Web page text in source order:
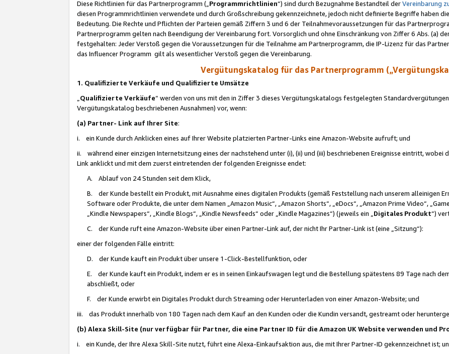
Diese Richtlinien für das Partnerprogramm („Programmrichtlinien“) sind durch Bezugnahme Bestandteil derVereinbarung
diesen Programmrichtlinien verwendete und durch Großschreibung gekennzeichnete, jedoch nicht definierte Begriffe haben
Bedeutung. Die Rechte und Pflichten der Parteien gemäß Ziffern 3 und 6 der Teilnahmevoraussetzungen für das
Partnerprogramm gelten nach Beendigung der Vereinbarung fort. Vorsorglich und ohne Einschränkung von Ziffer 6 Abs. (a)
festgehalten: Jeder Verstoß gegen die Voraussetzungen für die Teilnahme am Partnerprogramm, die IP-Lizenz für das
das Influencer Programm gilt als wesentlicher Verstoß gegen die Vereinbarung.
Vergütungskatalog für das Partnerprogramm
1. Qualifizierte Verkäufe und Qualifizierte Umsätze
Qualifizierte Verkäufe“ werden von uns mit den in Ziffer 3 dieses Vergütungskatalogs festgelegten
Vergütungskatalog beschriebenen Ausnahmen) vor, wenn:
(a) Partner- Link auf Ihrer Site:
i. ein Kunde durch Anklicken eines auf Ihrer Website platzierten Partner-Links eine Amazon-Website aufruft; und
ii. während einer einzigen Internetsitzung eines der nachstehend unter (i), (ii) und (iii) beschriebenen Ereignisse eintritt, wobei
Link anklickt und mit dem zuerst eintretenden der folgenden Ereignisse endet:
A. Ablauf von 24 Stunden seit dem Klick,
B. der Kunde bestellt ein Produkt, mit Ausnahme eines digitalen Produkts (gemäß Feststellung nach unserem alleinigen
Software oder Produkte, die unter dem Namen „Amazon Music“, „Amazon Shorts“, „eDocs“, „Amazon Prime Video“,
„Kindle Newspapers“, „Kindle Blogs“, „Kindle Newsfeeds“ oder „Kindle Magazines“) (jeweils ein „ Digitales Produkt“)
C. der Kunde ruft eine Amazon-Website über einen Partner-Link auf, der nicht Ihr Partner-Link ist (eine „Sitzung“):
einer der folgenden Fälle eintritt:
D. der Kunde kauft ein Produkt über unsere 1-Click-Bestellfunktion, oder
E. der Kunde kauft ein Produkt, indem er es in seinen Einkaufswagen legt und die Bestellung spätestens 89 Tage nach
abschließt, oder
F. der Kunde erwirbt ein Digitales Produkt durch Streaming oder Herunterladen von einer Amazon-Website; und
iii. das Produkt innerhalb von 180 Tagen nach dem Kauf an den Kunden oder die Kundin versandt, gestreamt oder
(b) Alexa Skill-Site (nur verfügbar für Partner, die eine Partner ID für die Amazon UK Website verwenden und
i. ein Kunde, der Ihre Alexa Skill-Site nutzt, führt eine Alexa-Einkaufsaktion aus, die mit Ihrer Partner-ID gekennzeichnet ist;